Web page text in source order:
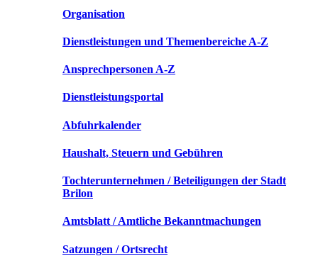
Organisation
Dienstleistungen und Themenbereiche A-Z
Ansprechpersonen A-Z
Dienstleistungsportal
Abfuhrkalender
Haushalt, Steuern und Gebühren
Tochterunternehmen / Beteiligungen der Stadt
Brilon
Amtsblatt / Amtliche Bekanntmachungen
Satzungen / Ortsrecht